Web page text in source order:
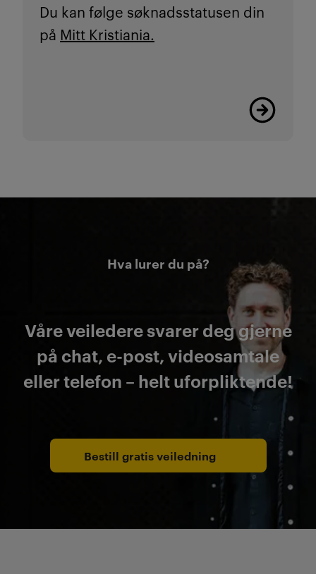
Du kan følge søknadsstatusen din
på Mitt Kristiania.
Her finner
Hva lurer du på?
Våre veiledere svarer deg gjerne
på chat, e-post, videosamtale
eller telefon – helt uforpliktende!
Bestill gratis veiledning